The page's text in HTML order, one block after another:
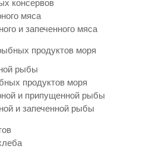
консервов
мяса
и запеченного мяса
продуктов моря
рыбы
продуктов моря
и припущенной рыбы
и запеченной рыбы